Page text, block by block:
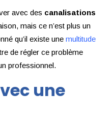
avec des canalisations
mais ce n’est plus un
qu’il existe une multitude
de régler ce problème
professionnel.
une